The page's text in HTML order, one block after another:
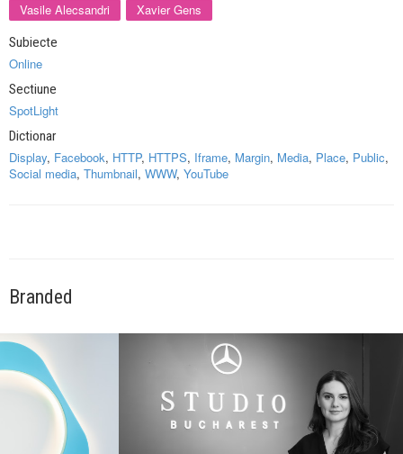
Vasile Alecsandri
Xavier Gens
Subiecte
Online
Sectiune
SpotLight
Dictionar
Display, Facebook, HTTP, HTTPS, Iframe, Margin, Media, Place, Public,
Social media, Thumbnail, WWW, YouTube
Branded